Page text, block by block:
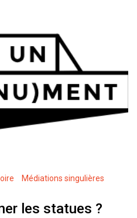
Médiations singulières
les statues ?